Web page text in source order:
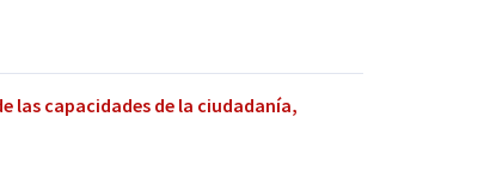
las capacidades de la ciudadanía,